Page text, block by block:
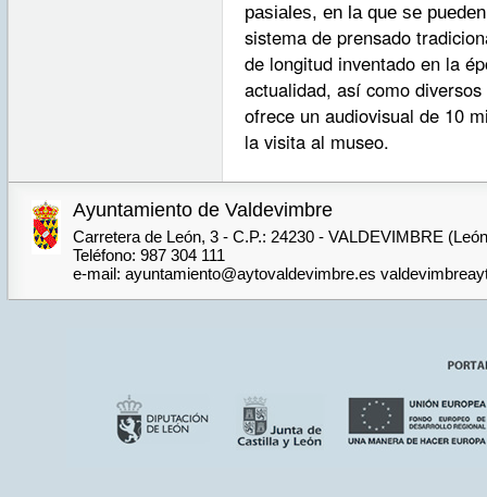
pasiales, en la que se
sistema de prensado
de longitud inventado en la
actualidad, así como
ofrece un audiovisual de 10
la visita al museo.
Ayuntamiento de Valdevimbre
Carretera de León, 3 - C.P.: 24230 - VALDEVIMBRE
Teléfono: 987 304 111
e-mail: ayuntamiento@aytovaldevimbre.es